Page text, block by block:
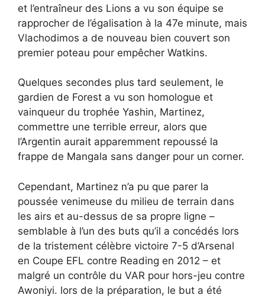
et l’entraîneur des Lions a vu son équipe se
rapprocher de l’égalisation à la 47e minute, mais
Vlachodimos a de nouveau bien couvert son
premier poteau pour empêcher Watkins.
Quelques secondes plus tard seulement, le
gardien de Forest a vu son homologue et
vainqueur du trophée Yashin, Martinez,
commettre une terrible erreur, alors que
l’Argentin aurait apparemment repoussé la
frappe de Mangala sans danger pour un corner.
Cependant, Martinez n’a pu que parer la
poussée venimeuse du milieu de terrain dans
les airs et au-dessus de sa propre ligne –
semblable à l’un des buts qu’il a concédés lors
de la tristement célèbre victoire 7-5 d’Arsenal
en Coupe EFL contre Reading en 2012 – et
malgré un contrôle du VAR pour hors-jeu contre
Awoniyi. lors de la préparation, le but a été